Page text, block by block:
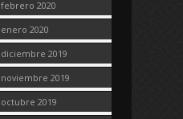
febrero 2020
enero 2020
diciembre 2019
noviembre 2019
octubre 2019